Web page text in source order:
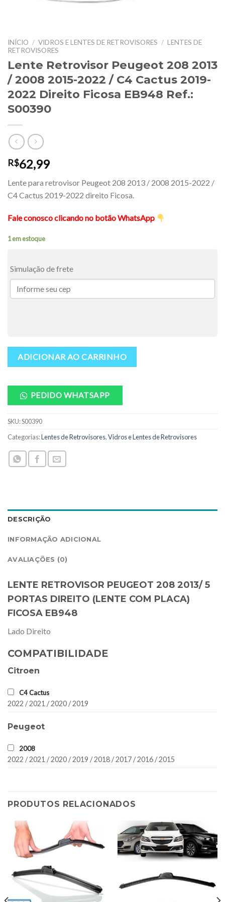
INÍCIO / VIDROS E LENTES DE RETROVISORES / LENTES DE
RETROVISORES
Lente Retrovisor Peugeot 208 2013
/ 2008 2015-2022 / C4 Cactus 2019-
2022 Direito Ficosa EB948 Ref.:
S00390
R$62,99
Lente para retrovisor Peugeot 208 2013 / 2008 2015-2022 /
C4 Cactus 2019-2022 direito Ficosa.
Fale conosco clicando no botão WhatsApp
1 em estoque
Simulação de frete
ADICIONAR AO CARRINHO
PEDIDO WHATSAPP
SKU:S00390
Categorias:Lentes de Retrovisores,Vidros e Lentes de Retrovisores
DESCRIÇÃO
INFORMAÇÃO ADICIONAL
AVALIAÇÕES (0)
LENTE RETROVISOR PEUGEOT 208 2013/ 5
PORTAS DIREITO (LENTE COM PLACA)
FICOSA EB948
Lado Direito
COMPATIBILIDADE
Citroen
C4 Cactus
2022 / 2021 / 2020 / 2019
Peugeot
2008
2022 / 2021 / 2020 / 2019 / 2018 / 2017 / 2016 / 2015
PRODUTOS RELACIONADOS